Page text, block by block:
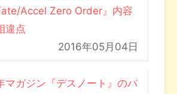
Accel Zero Order』内容
違点
2016年05月04日
マガジン『デスノート』のパ